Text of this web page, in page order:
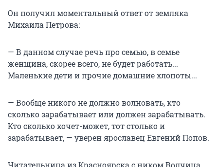
Он получил моментальный ответ от земляка
Михаила Петрова:
— В данном случае речь про семью, в семье
женщина, скорее всего, не будет работать...
Маленькие дети и прочие домашние хлопоты...
— Вообще никого не должно волновать, кто
сколько зарабатывает или должен зарабатывать.
Кто сколько хочет-может, тот столько и
зарабатывает, — уверен ярославец Евгений Попов.
Читательница из Красноярска с ником Волчица